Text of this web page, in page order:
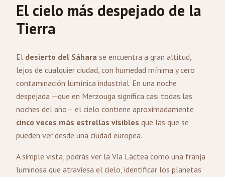
El cielo más despejado de la
Tierra
El desierto del Sáhara se encuentra a gran altitud,
lejos de cualquier ciudad, con humedad mínima y cero
contaminación lumínica industrial. En una noche
despejada —que en Merzouga significa casi todas las
noches del año— el cielo contiene aproximadamente
cinco veces más estrellas visibles que las que se
pueden ver desde una ciudad europea.
A simple vista, podrás ver la Vía Láctea como una franja
luminosa que atraviesa el cielo, identificar los planetas